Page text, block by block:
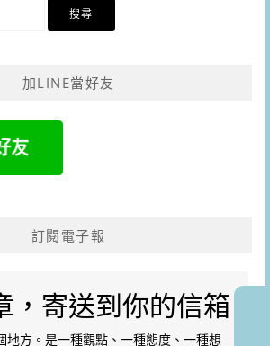
加LINE當好友
訂閱電子報
，寄送到你的信箱
地方。是一種觀點、一種態度、一種想